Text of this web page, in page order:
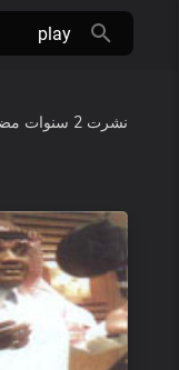
نشرت 2 سنوات مضت